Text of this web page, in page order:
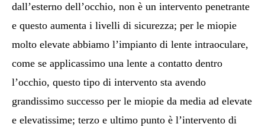
dall’esterno dell’occhio, non è un intervento penetrante
e questo aumenta i livelli di sicurezza; per le miopie
molto elevate abbiamo l’impianto di lente intraoculare,
come se applicassimo una lente a contatto dentro
l’occhio, questo tipo di intervento sta avendo
grandissimo successo per le miopie da media ad elevate
e elevatissime; terzo e ultimo punto è l’intervento di